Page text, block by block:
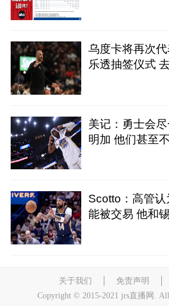
乌度卡将再次
乐透抽签仪式
美记：勇士会
明加 他们甚至
Scotto：高管
能被交易 他和
关于我们 免责声明
Copyright © 2015-2021 jrs直播网. All